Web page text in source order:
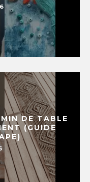
DE TABLE
(GUIDE